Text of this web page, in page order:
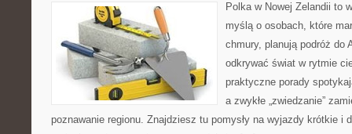
Polka w Nowej Zelandii to
myślą o osobach, które
chmury, planują podróż do
odkrywać świat w rytmie
praktyczne porady
a zwykłe „zwiedzanie”
poznawanie regionu. Znajdziesz tu pomysły na wyjazdy krótkie i